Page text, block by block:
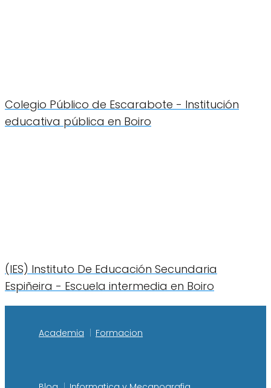
Colegio Público de Escarabote - Institución
educativa pública en Boiro
(IES) Instituto De Educación Secundaria
Espiñeira - Escuela intermedia en Boiro
Academia Formacion